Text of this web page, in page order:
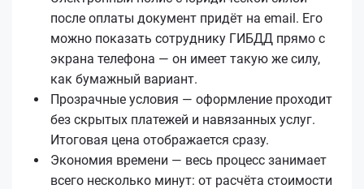
после оплаты документ придёт на email. Его
можно показать сотруднику ГИБДД прямо с
экрана телефона — он имеет такую же силу,
как бумажный вариант.
Прозрачные условия — оформление проходит
без скрытых платежей и навязанных услуг.
Итоговая цена отображается сразу.
Экономия времени — весь процесс занимает
всего несколько минут: от расчёта стоимости